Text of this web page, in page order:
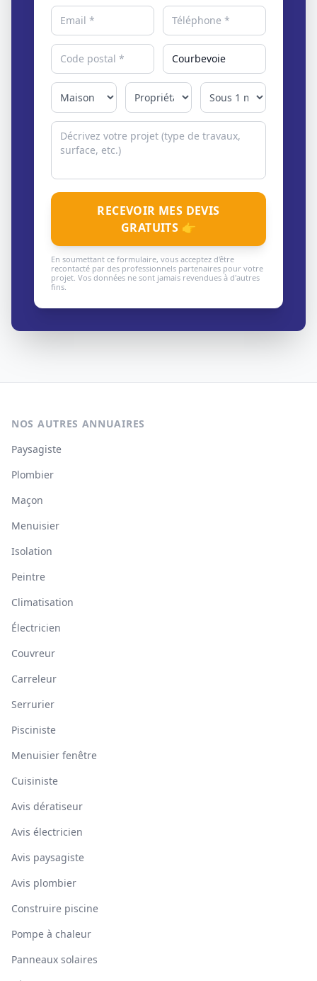
RECEVOIR MES DEVIS
GRATUITS 👉
En soumettant ce formulaire, vous acceptez d'être
recontacté par des professionnels partenaires pour votre
projet. Vos données ne sont jamais revendues à d'autres
fins.
NOS AUTRES ANNUAIRES
Paysagiste
Plombier
Maçon
Menuisier
Isolation
Peintre
Climatisation
Électricien
Couvreur
Carreleur
Serrurier
Pisciniste
Menuisier fenêtre
Cuisiniste
Avis dératiseur
Avis électricien
Avis paysagiste
Avis plombier
Construire piscine
Pompe à chaleur
Panneaux solaires